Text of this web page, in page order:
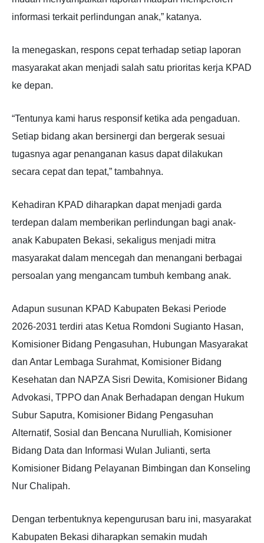
informasi terkait perlindungan anak,” katanya.
Ia menegaskan, respons cepat terhadap setiap laporan
masyarakat akan menjadi salah satu prioritas kerja KPAD
ke depan.
“Tentunya kami harus responsif ketika ada pengaduan.
Setiap bidang akan bersinergi dan bergerak sesuai
tugasnya agar penanganan kasus dapat dilakukan
secara cepat dan tepat,” tambahnya.
Kehadiran KPAD diharapkan dapat menjadi garda
terdepan dalam memberikan perlindungan bagi anak-
anak Kabupaten Bekasi, sekaligus menjadi mitra
masyarakat dalam mencegah dan menangani berbagai
persoalan yang mengancam tumbuh kembang anak.
Adapun susunan KPAD Kabupaten Bekasi Periode
2026-2031 terdiri atas Ketua Romdoni Sugianto Hasan,
Komisioner Bidang Pengasuhan, Hubungan Masyarakat
dan Antar Lembaga Surahmat, Komisioner Bidang
Kesehatan dan NAPZA Sisri Dewita, Komisioner Bidang
Advokasi, TPPO dan Anak Berhadapan dengan Hukum
Subur Saputra, Komisioner Bidang Pengasuhan
Alternatif, Sosial dan Bencana Nurulliah, Komisioner
Bidang Data dan Informasi Wulan Julianti, serta
Komisioner Bidang Pelayanan Bimbingan dan Konseling
Nur Chalipah.
Dengan terbentuknya kepengurusan baru ini, masyarakat
Kabupaten Bekasi diharapkan semakin mudah